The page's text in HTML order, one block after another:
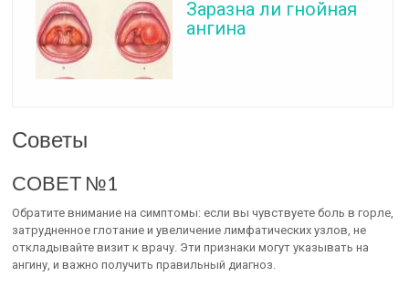
Заразна ли гнойная
ангина
Советы
СОВЕТ №1
Обратите внимание на симптомы: если вы чувствуете боль в горле,
затрудненное глотание и увеличение лимфатических узлов, не
откладывайте визит к врачу. Эти признаки могут указывать на
ангину, и важно получить правильный диагноз.